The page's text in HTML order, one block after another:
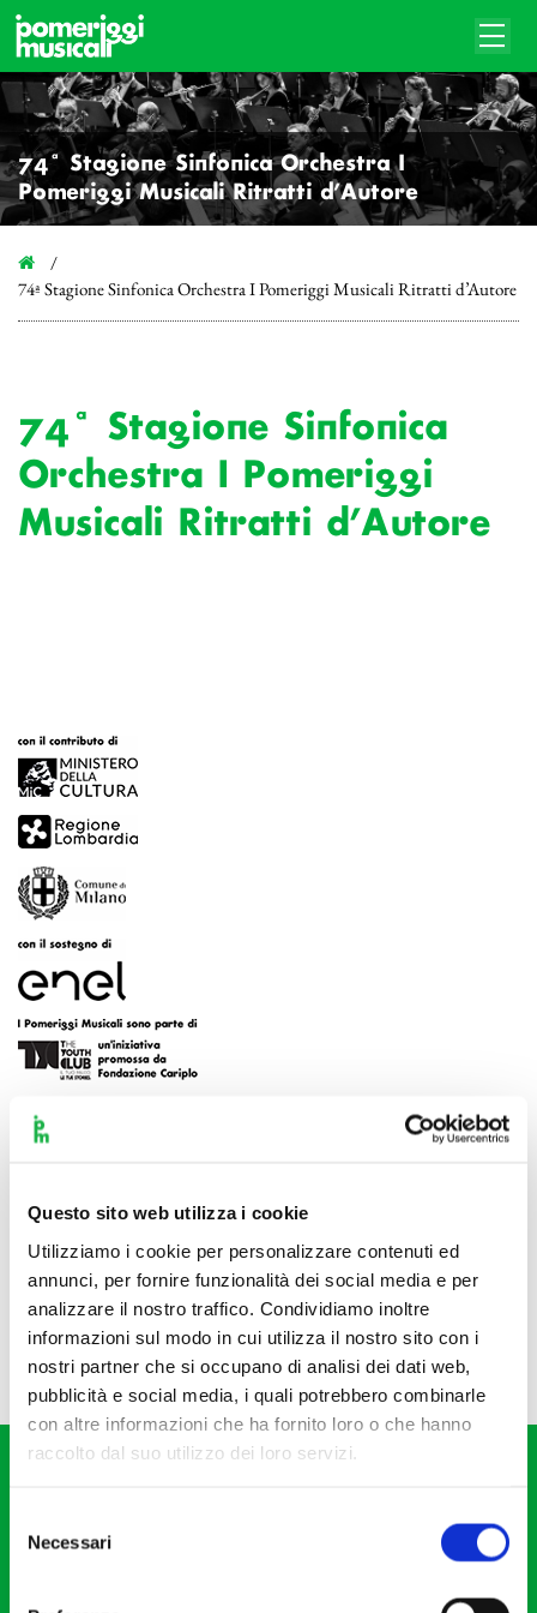
Questo sito web utilizza i cookie
Utilizziamo i cookie per personalizzare contenuti ed
annunci, per fornire funzionalità dei social media e per
analizzare il nostro traffico. Condividiamo inoltre
informazioni sul modo in cui utilizza il nostro sito con i
nostri partner che si occupano di analisi dei dati web,
pubblicità e social media, i quali potrebbero combinarle
con altre informazioni che ha fornito loro o che hanno
raccolto dal suo utilizzo dei loro servizi.
delNecessari
74ª Stagione Sinfonica Orchestra I
Pomeriggi Musicali Ritratti d’Autore
74ª Stagione Sinfonica Orchestra I Pomeriggi Musicali Ritratti d’Autore
74ª Stagione Sinfonica
Orchestra I Pomeriggi
Musicali Ritratti d’Autore